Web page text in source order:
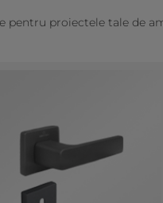
proiectele tale de